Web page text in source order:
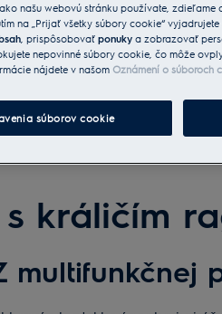
králičím
multifunkčnej
našu webovú stránku používate, zdieľame
na „Prijať všetky súbory cookie“
, prispôsobovať ponuky a zobrazovať
nepovinné súbory cookie, čo môže
nájdete v našom Oznámení o súboroch
súborov cookie